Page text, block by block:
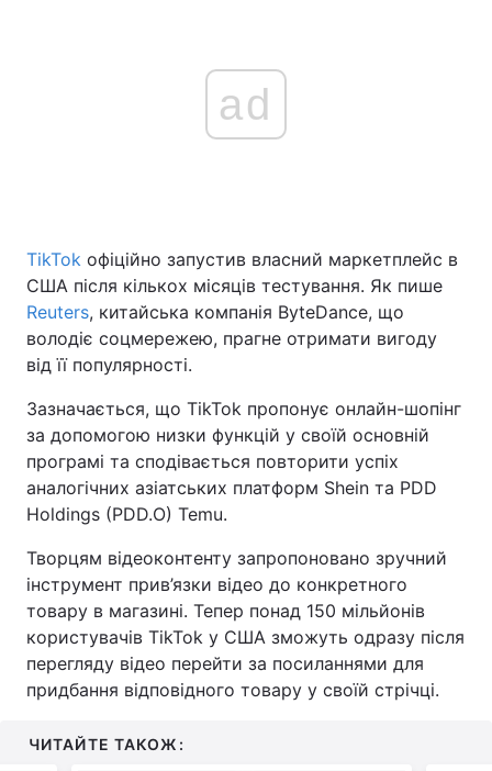
ad
TikTok офіційно запустив власний маркетплейс в
США після кількох місяців тестування. Як пише
Reuters, китайська компанія ByteDance, що
володіє соцмережею, прагне отримати вигоду
від її популярності.
Зазначається, що TikTok пропонує онлайн-шопінг
за допомогою низки функцій у своїй основній
програмі та сподівається повторити успіх
аналогічних азіатських платформ Shein та PDD
Holdings (PDD.O) Temu.
Творцям відеоконтенту запропоновано зручний
інструмент прив’язки відео до конкретного
товару в магазині. Тепер понад 150 мільйонів
користувачів TikTok у США зможуть одразу після
перегляду відео перейти за посиланнями для
придбання відповідного товару у своїй стрічці.
ЧИТАЙТЕ ТАКОЖ: